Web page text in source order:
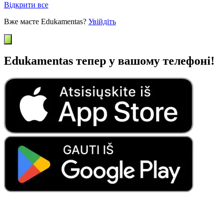
Відкрити все
Вже маєте Edukamentas? Увійдіть
Edukamentas тепер у вашому телефоні!